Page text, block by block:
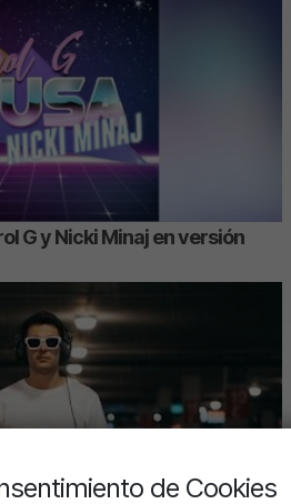
G y Nicki Minaj en versión
de Cookies